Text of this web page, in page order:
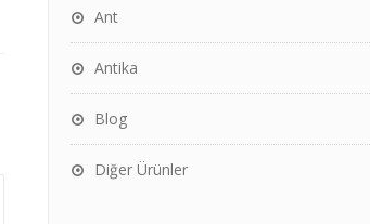
Ant
Antika
Blog
Diğer Ürünler